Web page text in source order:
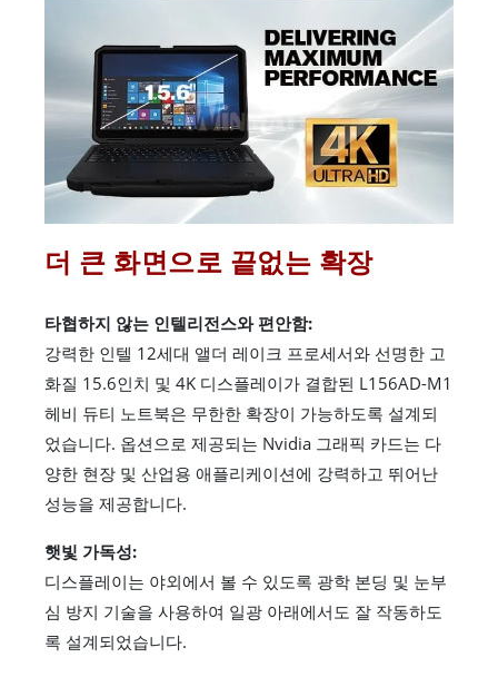
더 큰 화면으로 끝없는 확장
타협하지 않는 인텔리전스와 편안함:
강력한 인텔 12세대 앨더 레이크 프로세서와 선명한 고
화질 15.6인치 및 4K 디스플레이가 결합된 L156AD-M1
헤비 듀티 노트북은 무한한 확장이 가능하도록 설계되
었습니다. 옵션으로 제공되는 Nvidia 그래픽 카드는 다
양한 현장 및 산업용 애플리케이션에 강력하고 뛰어난
성능을 제공합니다.
햇빛 가독성:
디스플레이는 야외에서 볼 수 있도록 광학 본딩 및 눈부
심 방지 기술을 사용하여 일광 아래에서도 잘 작동하도
록 설계되었습니다.